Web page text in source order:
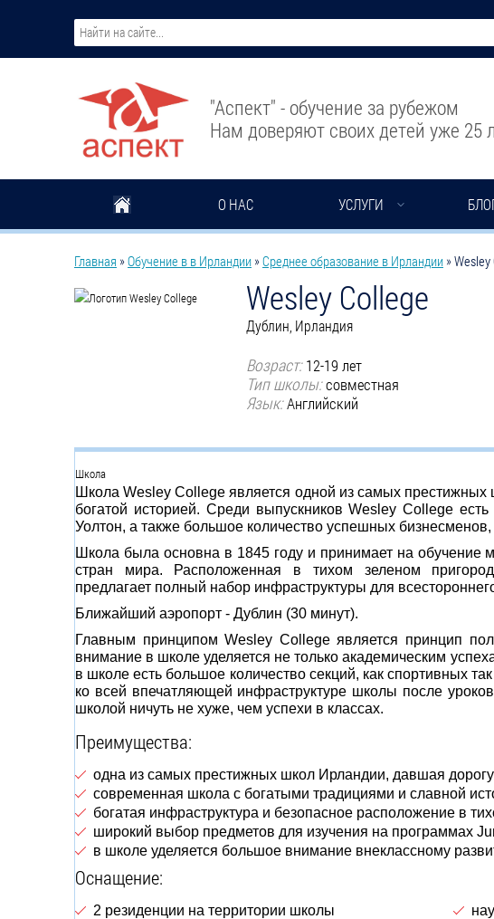
"Аспект" - обучение за рубежом
Нам доверяют своих детей уже 25
О НАС УСЛУГИ
Вы здесь
Главная »Обучение в в Ирландии »Среднее образование в Ирландии »Wesley
Wesley College
Дублин, Ирландия
Возраст:12-19 лет
Тип школы:совместная
Язык:Английский
Группа
Школа
Школа Wesley College является одной из самых
богатой историей. Среди выпускников Wesley College
Уолтон, а также большое количество успешных
Школа была основна в 1845 году и принимает на обучение
стран мира. Расположенная в тихом зеленом
предлагает полный набор инфраструктуры для
Ближайший аэропорт - Дублин (30 минут).
Главным принципом Wesley College является принцип
внимание в школе уделяется не только академическим
в школе есть большое количество секций, как спортивных
ко всей впечатляющей инфраструктуре школы после
школой ничуть не хуже, чем успехи в классах.
Преимущества:
одна из самых престижных школ Ирландии, давшая
современная школа с богатыми традициями и славной
богатая инфраструктура и безопасное расположение в
широкий выбор предметов для изучения на программах
в школе уделяется большое внимание внеклассному
Оснащение:
2 резиденции на территории школы